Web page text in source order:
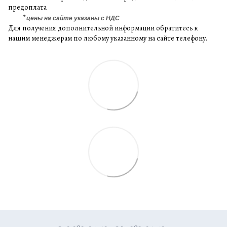
предоплата
*цены на сайте указаны с НДС
Для получения дополнительной информации обратитесь к
нашим менеджерам по любому указанному на сайте телефону.